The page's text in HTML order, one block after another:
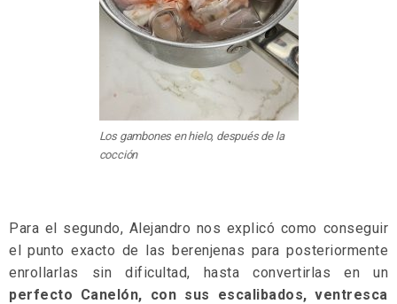
Los gambones en hielo, después de la
cocción
Para el segundo, Alejandro nos explicó como conseguir
el punto exacto de las berenjenas para posteriormente
enrollarlas sin dificultad, hasta convertirlas en un
perfecto Canelón, con sus escalibados, ventresca